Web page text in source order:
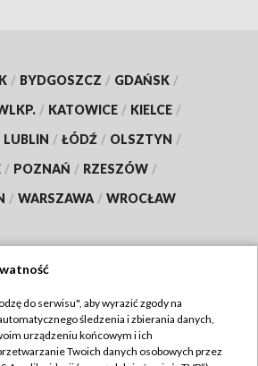
/ BYDGOSZCZ / GDAŃSK /
/ KATOWICE / KIELCE /
LUBLIN / ŁÓDŹ / OLSZTYN /
/ POZNAŃ / RZESZÓW /
/ WARSZAWA / WROCŁAW
TVP
Regulamin TVP
do serwisu", aby wyrazić zgody na
śledzenia i zbierania danych,
urządzeniu końcowym i ich
Twoich danych osobowych przez